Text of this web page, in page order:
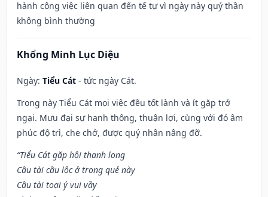
hành công việc liên quan đến tế tự vì ngày này quỷ thần
không bình thường
Khổng Minh Lục Diệu
Ngày: Tiểu Cát - tức ngày Cát.
Trong này Tiểu Cát mọi việc đều tốt lành và ít gặp trở
ngại. Mưu đại sự hanh thông, thuận lợi, cùng với đó âm
phúc độ trì, che chở, được quý nhân nâng đỡ.
“Tiểu Cát gặp hội thanh long
Cầu tài cầu lộc ở trong quẻ này
Cầu tài toại ý vui vầy